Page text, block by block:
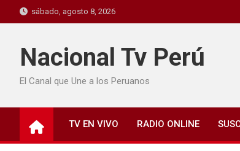
sábado, agosto 8, 2026
Nacional Tv Perú
El Canal que Une a los Peruanos
TV EN VIVO RADIO ONLINE